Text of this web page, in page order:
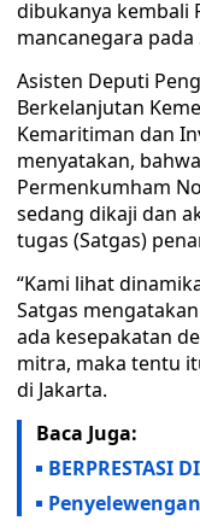
dibukanya kembali
mancanegara
Asisten Deputi
Berkelanjutan
Kemaritiman dan
menyatakan,
Permenkumham
sedang dikaji dan
tugas (Satgas)
“Kami lihat
Satgas
ada kesepakatan
mitra, maka tentu
di Jakarta.
Baca Juga:
BERPRESTASI